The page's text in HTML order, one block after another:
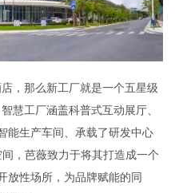
，那么新工厂就是一个五星级
慧工厂涵盖科普式互动展厅、
能生产车间、承载了研发中心
，芭薇致力于将其打造成一个
放性场所，为品牌赋能的同